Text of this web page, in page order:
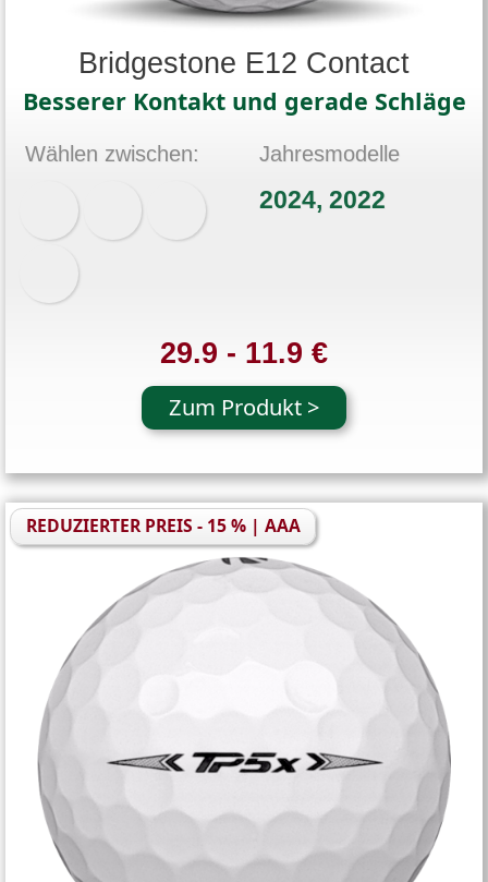
Bridgestone E12 Contact
Besserer Kontakt und gerade Schläge
Wählen zwischen: Jahresmodelle
2024, 2022
29.9 - 11.9 €
Zum Produkt >
REDUZIERTER PREIS - 15 % | AAA